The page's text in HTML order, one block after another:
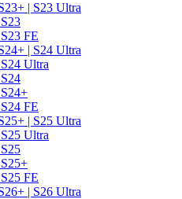
| S23 Ultra
FE
| S24 Ultra
Ultra
FE
| S25 Ultra
Ultra
FE
| S26 Ultra